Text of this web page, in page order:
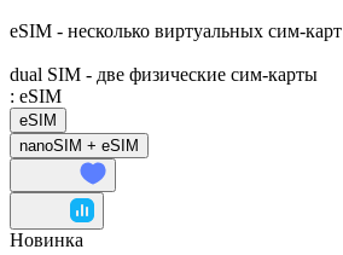
eSIM - несколько виртуальных сим-карт
dual SIM - две физические сим-карты
: eSIM
eSIM
nanoSIM + eSIM
Новинка